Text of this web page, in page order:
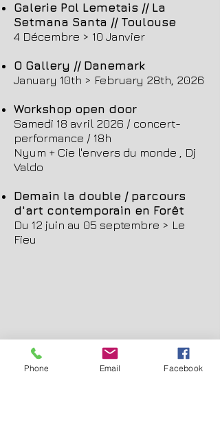
Galerie Pol Lemetais // La
Setmana Santa // Toulouse
4 Décembre > 10 Janvier
O Gallery // Danemark
January 10th > February 28th, 2026
Workshop open door
Samedi 18 avril 2026 / concert-
performance / 18h
Nyum + Cie l'envers du monde , Dj
Valdo
Demain la double / parcours
d'art contemporain en Forêt
Du 12 juin au 05 septembre > Le
Fieu
Phone Email Facebook